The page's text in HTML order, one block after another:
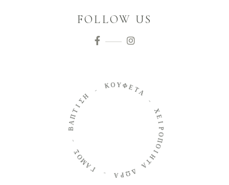
FOLLOW US
Γ
Α
Μ
Ο
Σ
Β
Α
Π
Τ
Ι
ΣΗ
Κ ΟΥΦΕΤΑ
Χ
Ε
Ι
Ρ
Ο
Π
Ο
Ι
Η
Τ
Α
Δ
Ω
Ρ
Α